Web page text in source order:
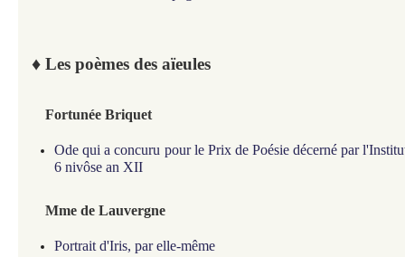
♦ Les poèmes des aïeules
Fortunée Briquet
Ode qui a concuru pour le Prix de Poésie décerné par
6 nivôse an XII
Mme de Lauvergne
Portrait d'Iris, par elle-même